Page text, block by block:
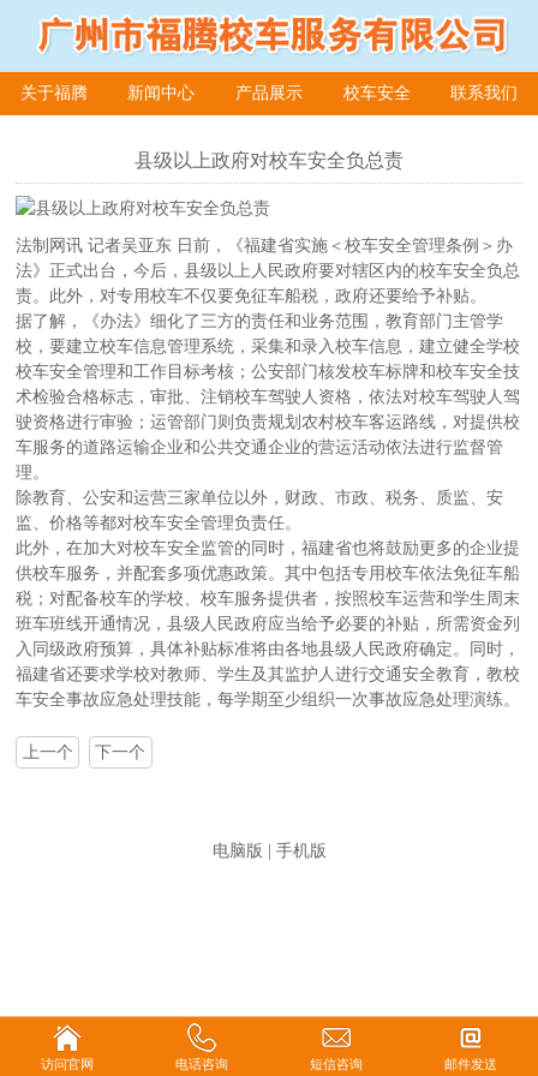
关于福腾 新闻中心 产品展示 校车安全 联系我们
县级以上政府对校车安全负总责
法制网讯 记者吴亚东 日前，《福建省实施＜校车安全管理条例＞办
法》正式出台，今后，县级以上人民政府要对辖区内的校车安全负总
责。此外，对专用校车不仅要免征车船税，政府还要给予补贴。
据了解，《办法》细化了三方的责任和业务范围，教育部门主管学
校，要建立校车信息管理系统，采集和录入校车信息，建立健全学校
校车安全管理和工作目标考核；公安部门核发校车标牌和校车安全技
术检验合格标志，审批、注销校车驾驶人资格，依法对校车驾驶人驾
驶资格进行审验；运管部门则负责规划农村校车客运路线，对提供校
车服务的道路运输企业和公共交通企业的营运活动依法进行监督管
理。
除教育、公安和运营三家单位以外，财政、市政、税务、质监、安
监、价格等都对校车安全管理负责任。
此外，在加大对校车安全监管的同时，福建省也将鼓励更多的企业提
供校车服务，并配套多项优惠政策。其中包括专用校车依法免征车船
税；对配备校车的学校、校车服务提供者，按照校车运营和学生周末
班车班线开通情况，县级人民政府应当给予必要的补贴，所需资金列
入同级政府预算，具体补贴标准将由各地县级人民政府确定。同时，
福建省还要求学校对教师、学生及其监护人进行交通安全教育，教校
车安全事故应急处理技能，每学期至少组织一次事故应急处理演练。
上一个 下一个
电脑版 | 手机版
访问官网 电话咨询 短信咨询 邮件发送